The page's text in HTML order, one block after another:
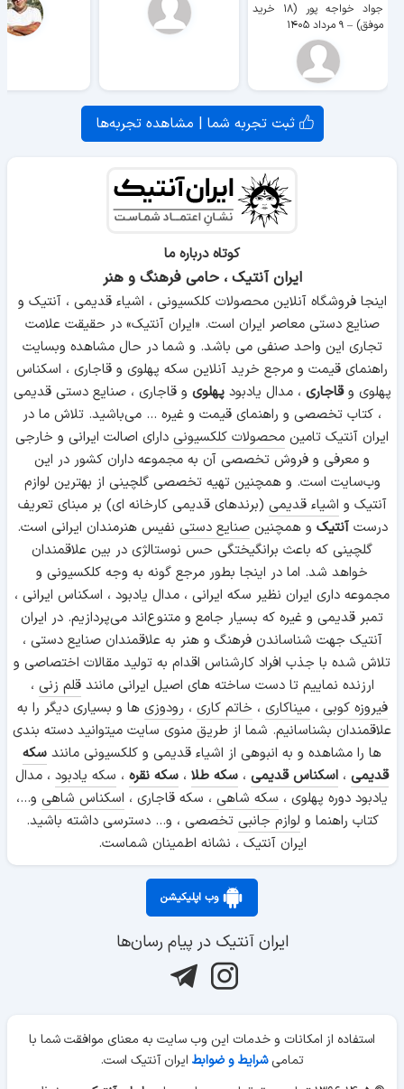
جواد خواجه پور (۱۸ خرید
موفق) – ۹ مرداد ۱۴۰۵
ثبت تجربه شما | مشاهده تجربه‌ها
کوتاه درباره ما
ایران آنتیک ، حامی فرهنگ و هنر
اینجا فروشگاه آنلاین محصولات کلکسیونی ، اشیاء قدیمی ، آنتیک و
صنایع دستی معاصر ایران است. «ایران آنتیک» در حقیقت علامت
تجاری این واحد صنفی می باشد. و شما در حال مشاهده وبسایت
راهنمای قیمت و مرجع خرید آنلاین سکه پهلوی و قاجاری ، اسکناس
پهلوی وقاجاری ، مدال یادبودپهلوی و قاجاری ، صنایع دستی قدیمی
، کتاب تخصصی و راهنمای قیمت و غیره ... می‌باشید. تلاش ما در
ایران آنتیک تامین محصولات کلکسیونی دارای اصالت ایرانی و خارجی
و معرفی و فروش تخصصی آن به مجموعه داران کشور در این
وب‌سایت است. و همچنین تهیه تخصصی گلچینی از بهترین لوازم
آنتیک و اشیاء قدیمی (برندهای قدیمی کارخانه ای) بر مبنای تعریف
درستآنتیک و همچنینصنایع دستی نفیس هنرمندان ایرانی است.
گلچینی که باعث برانگیختگی حس نوستالژی در بین علاقمندان
خواهد شد. اما در اینجا بطور مرجع گونه به وجه کلکسیونی و
مجموعه داری ایران نظیر سکه ایرانی ، مدال یادبود ، اسکناس ایرانی ،
تمبر قدیمی و غیره که بسیار جامع و متنوع‌اند می‌پردازیم. در ایران
آنتیک جهت شناساندن فرهنگ و هنر به علاقمندان صنایع دستی ،
تلاش شده با جذب افراد کارشناس اقدام به تولید مقالات اختصاصی و
ارزنده نماییم تا دست ساخته های اصیل ایرانی مانندقلم زنی ،
فیروزه کوبی ،میناکاری ، خاتم کاری ، رودوزی ها و بسیاری دیگر را به
علاقمندان بشناسانیم. شما از طریق منوی سایت میتوانید دسته بندی
ها را مشاهده و به انبوهی از اشیاء قدیمی و کلکسیونی مانند سکه
قدیمی ، اسکناس قدیمی ، سکه طلا ، سکه نقره ، سکه یادبود ، مدال
یادبود دوره پهلوی ، سکه شاهی ، سکه قاجاری ، اسکناس شاهی و...،
کتاب راهنما و لوازم جانبی تخصصی ، و... دسترسی داشته باشید.
ایران آنتیک ، نشانه اطمینان شماست.
وب اپلیکیشن
ایران آنتیک در پیام رسان‌ها
استفاده از امکانات و خدمات این وب سایت به معنای موافقت شما با
تمامیشرایط و ضوابط ایران آنتیک است.